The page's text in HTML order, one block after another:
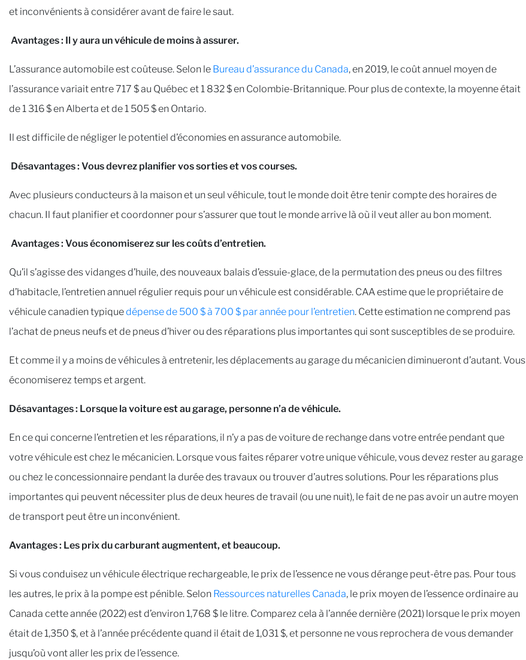
et inconvénients à considérer avant de faire le saut.
Avantages : Il y aura un véhicule de moins à assurer.
L’assurance automobile est coûteuse. Selon le Bureau d’assurance du Canada, en 2019, le coût annuel moyen de
l’assurance variait entre 717 $ au Québec et 1 832 $ en Colombie-Britannique. Pour plus de contexte, la moyenne était
de 1 316 $ en Alberta et de 1 505 $ en Ontario.
Il est difficile de négliger le potentiel d’économies en assurance automobile.
Désavantages : Vous devrez planifier vos sorties et vos courses.
Avec plusieurs conducteurs à la maison et un seul véhicule, tout le monde doit être tenir compte des horaires de
chacun. Il faut planifier et coordonner pour s’assurer que tout le monde arrive là où il veut aller au bon moment.
Avantages : Vous économiserez sur les coûts d’entretien.
Qu’il s’agisse des vidanges d’huile, des nouveaux balais d’essuie-glace, de la permutation des pneus ou des filtres
d’habitacle, l’entretien annuel régulier requis pour un véhicule est considérable. CAA estime que le propriétaire de
véhicule canadien typiquedépense de 500 $ à 700 $ par année pour l’entretien. Cette estimation ne comprend pas
l’achat de pneus neufs et de pneus d’hiver ou des réparations plus importantes qui sont susceptibles de se produire.
Et comme il y a moins de véhicules à entretenir, les déplacements au garage du mécanicien diminueront d’autant. Vous
économiserez temps et argent.
Désavantages : Lorsque la voiture est au garage, personne n’a de véhicule.
En ce qui concerne l’entretien et les réparations, il n’y a pas de voiture de rechange dans votre entrée pendant que
votre véhicule est chez le mécanicien. Lorsque vous faites réparer votre unique véhicule, vous devez rester au garage
ou chez le concessionnaire pendant la durée des travaux ou trouver d’autres solutions. Pour les réparations plus
importantes qui peuvent nécessiter plus de deux heures de travail (ou une nuit), le fait de ne pas avoir un autre moyen
de transport peut être un inconvénient.
Avantages : Les prix du carburant augmentent, et beaucoup.
Si vous conduisez un véhicule électrique rechargeable, le prix de l’essence ne vous dérange peut-être pas. Pour tous
les autres, le prix à la pompe est pénible. Selon Ressources naturelles Canada, le prix moyen de l’essence ordinaire au
Canada cette année (2022) est d’environ 1,768 $ le litre. Comparez cela à l’année dernière (2021) lorsque le prix moyen
était de 1,350 $, et à l’année précédente quand il était de 1,031 $, et personne ne vous reprochera de vous demander
jusqu’où vont aller les prix de l’essence.